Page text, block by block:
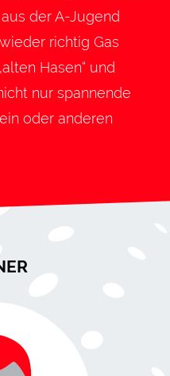
der A-Jugend
richtig Gas
Hasen“ und
nur spannende
oder anderen